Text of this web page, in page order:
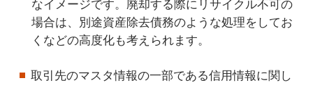
なイメージです。廃却する際にリサイクル不可の
場合は、別途資産除去債務のような処理をしてお
くなどの高度化も考えられます。
取引先のマスタ情報の一部である信用情報に関し